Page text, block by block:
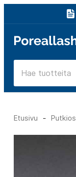
sisältöön
Poreallashuolto
Etusivu -